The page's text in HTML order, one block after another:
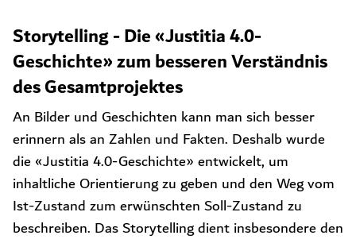
Storytelling - Die «Justitia 4.0-
Geschichte» zum besseren Verständnis
des Gesamtprojektes
An Bilder und Geschichten kann man sich besser
erinnern als an Zahlen und Fakten. Deshalb wurde
die «Justitia 4.0-Geschichte» entwickelt, um
inhaltliche Orientierung zu geben und den Weg vom
Ist-Zustand zum erwünschten Soll-Zustand zu
beschreiben. Das Storytelling dient insbesondere den